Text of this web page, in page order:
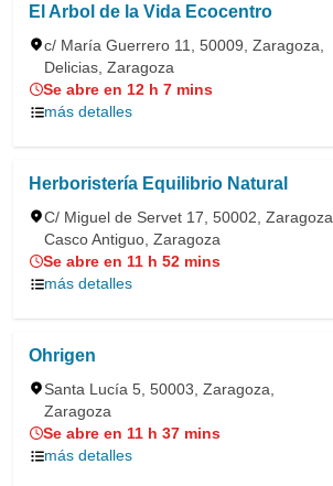
El Arbol de la Vida Ecocentro
c/ María Guerrero 11, 50009, Zaragoza,
Delicias, Zaragoza
Se abre en 12 h 7 mins
más detalles
Herboristería Equilibrio Natural
C/ Miguel de Servet 17, 50002, Zaragoza,
Casco Antiguo, Zaragoza
Se abre en 11 h 52 mins
más detalles
Ohrigen
Santa Lucía 5, 50003, Zaragoza,
Zaragoza
Se abre en 11 h 37 mins
más detalles